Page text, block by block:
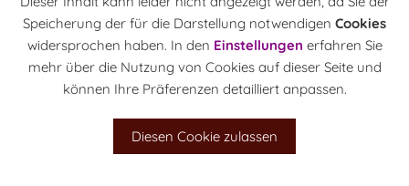
Speicherung der für die Darstellung notwendigen Cookies
widersprochen haben. In den Einstellungen erfahren Sie
mehr über die Nutzung von Cookies auf dieser Seite und
können Ihre Präferenzen detailliert anpassen.
Diesen Cookie zulassen